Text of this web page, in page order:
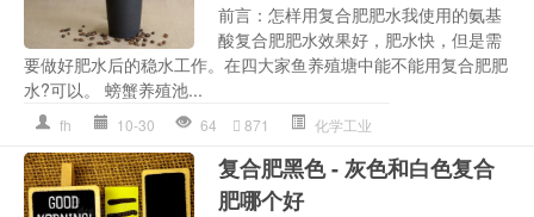
前言：怎样用复合肥肥水我使用的氨基
酸复合肥肥水效果好，肥水快，但是需
要做好肥水后的稳水工作。在四大家鱼养殖塘中能不能用复合肥肥
水?可以。 螃蟹养殖池...
fh 10-30 64 871 化学工业
复合肥黑色 - 灰色和白色复合
肥哪个好